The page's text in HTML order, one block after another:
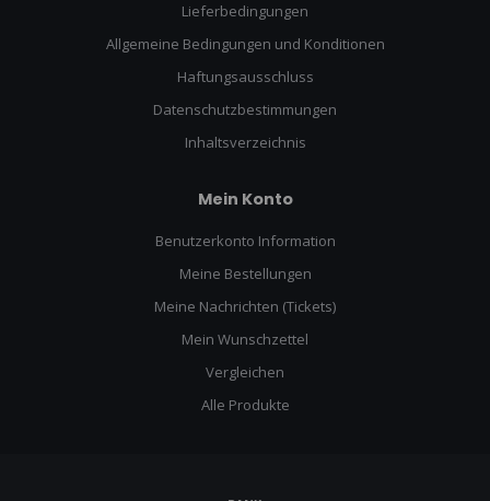
Lieferbedingungen
Allgemeine Bedingungen und Konditionen
Haftungsausschluss
Datenschutzbestimmungen
Inhaltsverzeichnis
Mein Konto
Benutzerkonto Information
Meine Bestellungen
Meine Nachrichten (Tickets)
Mein Wunschzettel
Vergleichen
Alle Produkte